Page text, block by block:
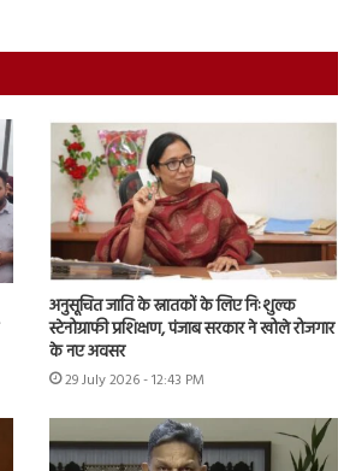
अनुसूचित जाति के स्नातकों के लिए निःशुल्क
स्टेनोग्राफी प्रशिक्षण, पंजाब सरकार ने खोले रोजगार
के नए अवसर
29 July 2026 - 12:43 PM